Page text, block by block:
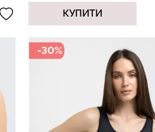
КУПИТИ
-30%